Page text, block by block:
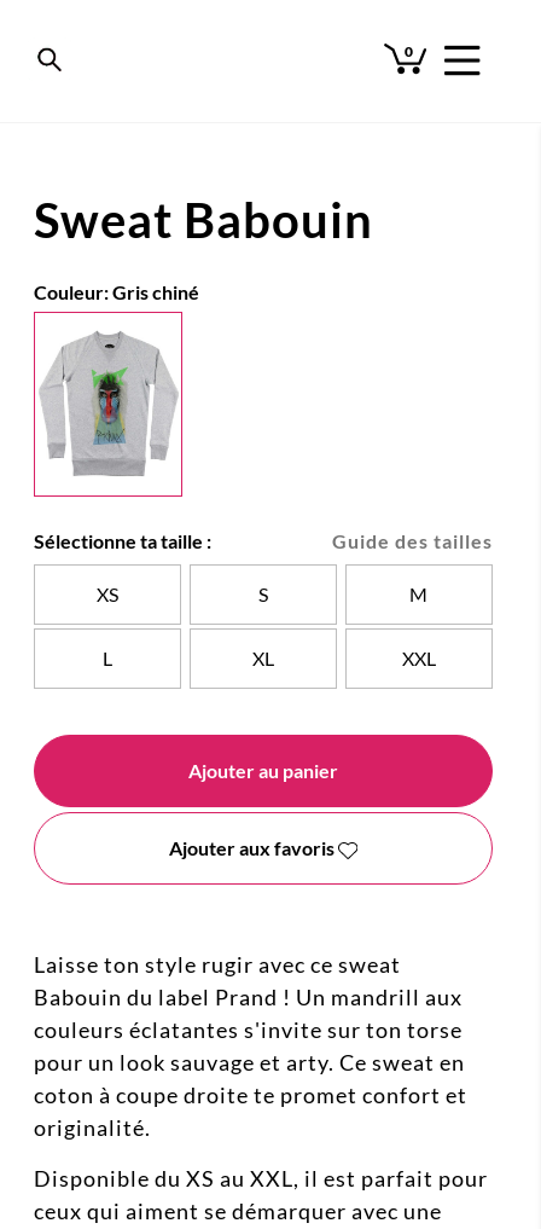
0
Sweat Babouin
Couleur:Gris chiné
Guide des tailles
Sélectionne ta taille :
XS S M
L XL XXL
Ajouter au panier
Ajouter aux favoris
Laisse ton style rugir avec ce sweat
Babouin du label Prand ! Un mandrill aux
couleurs éclatantes s'invite sur ton torse
pour un look sauvage et arty. Ce sweat en
coton à coupe droite te promet confort et
originalité.
Disponible du XS au XXL, il est parfait pour
ceux qui aiment se démarquer avec une